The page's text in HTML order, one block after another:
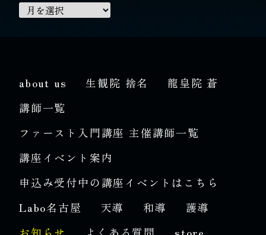
about us 生観院 捨名
龍皇院 蒼
講師一覧
ファースト入門講座 主催講師一覧
講座イベント案内
申込み受付中の講座イベントはこちら
Labo名古屋
天導 和導
護導